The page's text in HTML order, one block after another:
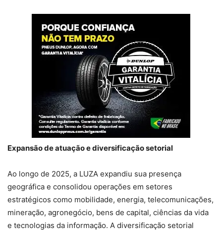
Expansão de atuação e diversificação setorial
Ao longo de 2025, a LUZA expandiu sua presença
geográfica e consolidou operações em setores
estratégicos como mobilidade, energia, telecomunicações,
mineração, agronegócio, bens de capital, ciências da vida
e tecnologias da informação. A diversificação setorial